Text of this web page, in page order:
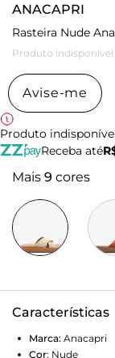
ANACAPRI
Rasteira Nude
Produto indisponível
Avise-me
Produto
Receba até
Mais 9 cores
Características
Marca: Anacapri
Cor: Nude